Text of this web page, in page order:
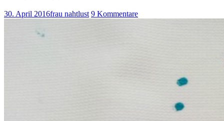
30. April 2016frau nahtlust 9 Kommentare